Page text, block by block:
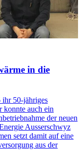
in die
50-jähriges
konnte auch ein
der neuen
Ausserschwyz
setzt damit auf eine
aus der